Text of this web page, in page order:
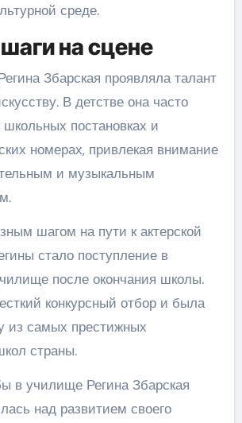
среде.
на сцене
Збарская проявляла талант
В детстве она часто
постановках и
номерах, привлекая внимание
и музыкальным
шагом на пути к актерской
стало поступление в
после окончания школы.
конкурсный отбор и была
из самых престижных
страны.
в училище Регина Збарская
над развитием своего